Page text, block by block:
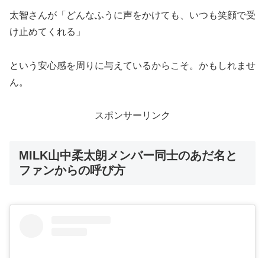
太智さんが「どんなふうに声をかけても、いつも笑顔で受
け止めてくれる」
という安心感を周りに与えているからこそ。かもしれませ
ん。
スポンサーリンク
MILK山中柔太朗メンバー同士のあだ名と
ファンからの呼び方